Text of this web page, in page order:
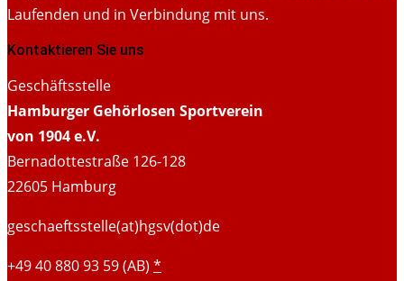
Laufenden und in Verbindung mit uns.
Kontaktieren Sie uns
Geschäftsstelle
Hamburger Gehörlosen Sportverein
von 1904 e.V.
Bernadottestraße 126-128
22605 Hamburg
geschaeftsstelle(at)hgsv(dot)de
+49 40 880 93 59 (AB) *